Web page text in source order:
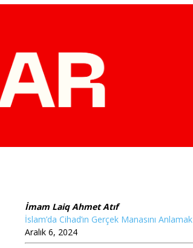
İmam Laiq Ahmet Atıf
İslam’da Cihad’ın Gerçek Manasını Anlamak
Aralık 6, 2024